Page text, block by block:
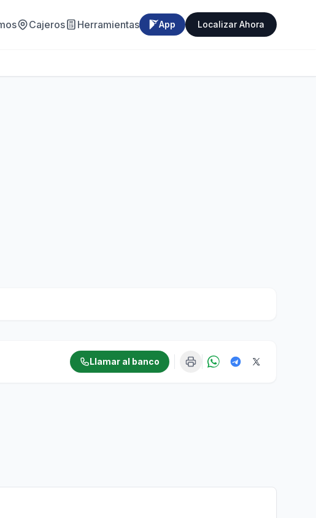
Cajeros Herramientas App Localizar Ahora
Llamar al banco